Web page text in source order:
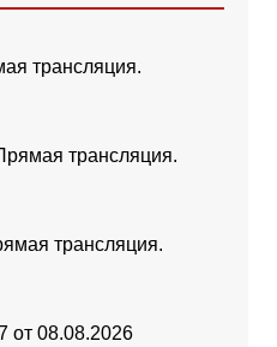
трансляция.
трансляция.
трансляция.
от 08.08.2026